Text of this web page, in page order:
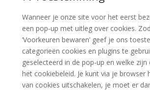
Wanneer je onze site voor het eerst
een pop-up met uitleg over cookies.
‘Voorkeuren bewaren’ geef je ons
categorieën cookies en plugins te
geselecteerd in de pop-up en welke zijn
het cookiebeleid. Je kunt via je browser
van cookies uitschakelen, je moet er